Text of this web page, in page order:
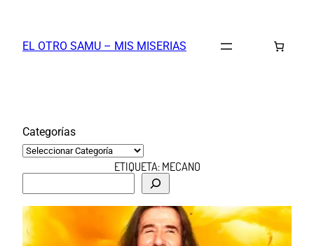
contenido
EL OTRO SAMU – MIS MISERIAS
Categorías
ETIQUETA:MECANO
s
c